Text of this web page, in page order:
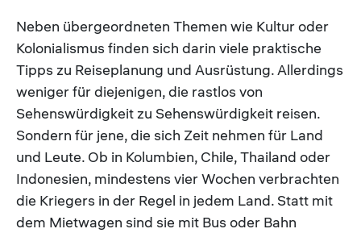
Neben übergeordneten Themen wie Kultur oder
Kolonialismus finden sich darin viele praktische
Tipps zu Reiseplanung und Ausrüstung. Allerdings
weniger für diejenigen, die rastlos von
Sehenswürdigkeit zu Sehenswürdigkeit reisen.
Sondern für jene, die sich Zeit nehmen für Land
und Leute. Ob in Kolumbien, Chile, Thailand oder
Indonesien, mindestens vier Wochen verbrachten
die Kriegers in der Regel in jedem Land. Statt mit
dem Mietwagen sind sie mit Bus oder Bahn